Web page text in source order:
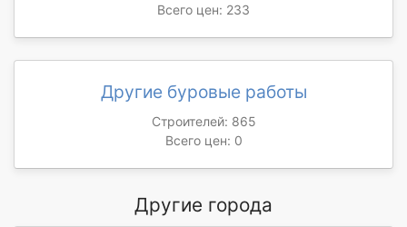
Всего цен: 233
Другие буровые работы
Строителей: 865
Всего цен: 0
Другие города